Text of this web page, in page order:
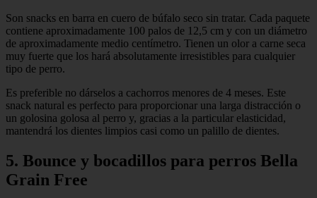
Son snacks en barra en cuero de búfalo seco sin tratar. Cada paquete
contiene aproximadamente 100 palos de 12,5 cm y con un diámetro
de aproximadamente medio centímetro. Tienen un olor a carne seca
muy fuerte que los hará absolutamente irresistibles para cualquier
tipo de perro.
Es preferible no dárselos a cachorros menores de 4 meses. Este
snack natural es perfecto para proporcionar una larga distracción o
un golosina golosa al perro y, gracias a la particular elasticidad,
mantendrá los dientes limpios casi como un palillo de dientes.
5. Bounce y bocadillos para perros Bella
Grain Free